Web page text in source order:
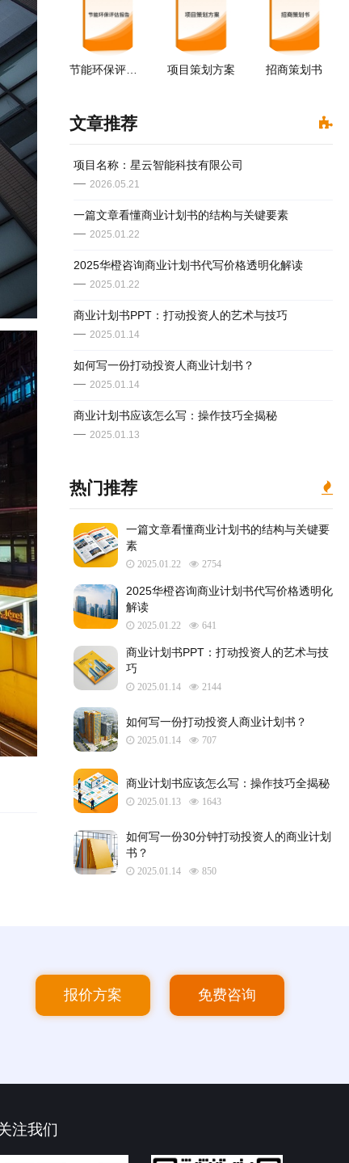
项目策划方案 招商策划书
文章推荐
​项目名称：星云智能科技有限公司
2026.05.21
一篇文章看懂商业计划书的结构与关键要素
2025.01.22
2025华橙咨询商业计划书代写价格透明化解读
2025.01.22
​商业计划书PPT：打动投资人的艺术与技巧
2025.01.14
如何写一份打动投资人商业计划书？
2025.01.14
商业计划书应该怎么写：操作技巧全揭秘
2025.01.13
热门推荐
一篇文章看懂商业计划书的结构与关键要
素
2025.01.22 2754
2025华橙咨询商业计划书代写价格透明化
解读
2025.01.22 641
​商业计划书PPT：打动投资人的艺术与技
巧
2025.01.14 2144
如何写一份打动投资人商业计划书？
2025.01.14 707
商业计划书应该怎么写：操作技巧全揭秘
2025.01.13 1643
如何写一份30分钟打动投资人的商业计划
书？
2025.01.14 850
报价方案 免费咨询
注我们